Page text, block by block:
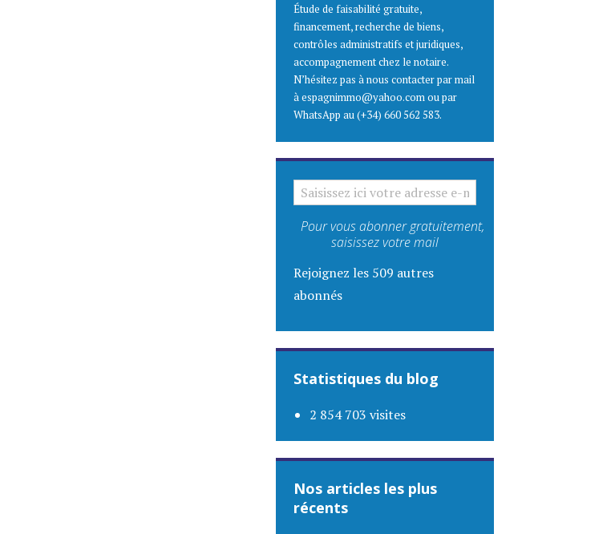
Étude de faisabilité gratuite,
financement, recherche de biens,
contrôles administratifs et juridiques,
accompagnement chez le notaire.
N’hésitez pas à nous contacter par mail
à espagnimmo@yahoo.com ou par
WhatsApp au (+34) 660 562 583.
SAISISSEZ ICI VOTRE ADRESSE E-MAIL
Pour vous abonner gratuitement,
saisissez votre mail
Rejoignez les 509 autres
abonnés
Statistiques du blog
2 854 703 visites
Nos articles les plus
récents